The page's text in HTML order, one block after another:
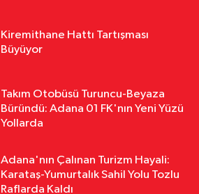
11:37Doç. Dr. Ergül Halisçelik: Kamu
Ekonomi
11:30ATÜ'de "Sunar Gastronomi
Kiremithane Hattı Tartışması
Büyüyor
Takım Otobüsü Turuncu-Beyaza
Büründü: Adana 01 FK'nın Yeni Yüzü
Yollarda
Adana'nın Çalınan Turizm Hayali:
Karataş-Yumurtalık Sahil Yolu Tozlu
Raflarda Kaldı